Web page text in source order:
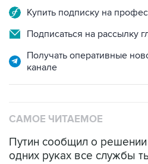
Купить подписку на
Подписаться на рассылку
Получать оперативные
канале
САМОЕ ЧИТАЕМОЕ
Путин сообщил о решении
одних руках все службы